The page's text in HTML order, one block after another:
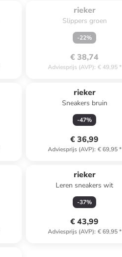
uitverkocht.
rieker
Slippers groen
-22%
€ 38,74
Adviesprijs (AVP): € 49,95*
rieker
Sneakers bruin
-47%
€ 36,99
Adviesprijs (AVP): € 69,95*
rieker
Leren sneakers wit
-37%
€ 43,99
Adviesprijs (AVP): € 69,95*